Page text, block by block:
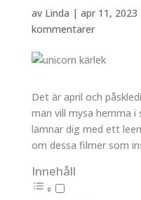
av Linda | apr 11, 2023
kommentarer
Det är april och
man vill mysa hemma i
lämnar dig med ett
om dessa filmer som
Innehåll